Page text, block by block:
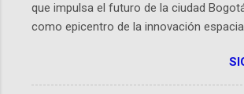
que impulsa el futuro de la ciudad
como epicentro de la innovación
hackathon global que convierte
Agencia Espacial Europea en